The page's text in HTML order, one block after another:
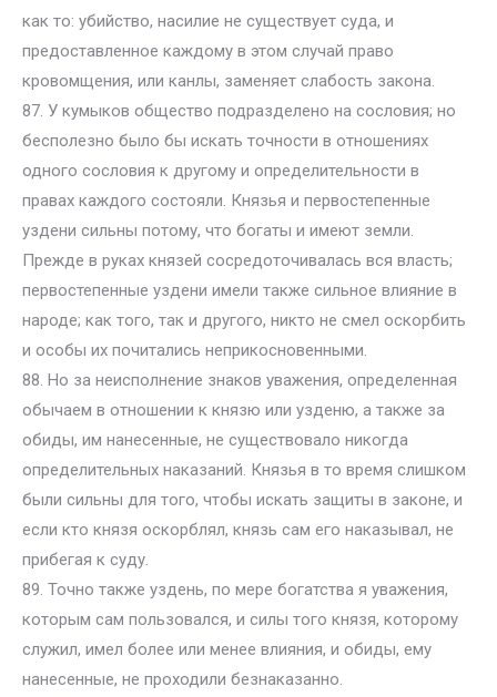
как то: убийство, насилие не существует суда, и
предоставленное каждому в этом случай право
кровомщения, или канлы, заменяет слабость закона.
87. У кумыков общество подразделено на сословия; но
бесполезно было бы искать точности в отношениях
одного сословия к другому и определительности в
правах каждого состояли. Князья и первостепенные
уздени сильны потому, что богаты и имеют земли.
Прежде в руках князей сосредоточивалась вся власть;
первостепенные уздени имели также сильное влияние в
народе; как того, так и другого, никто не смел оскорбить
и особы их почитались неприкосновенными.
88. Но за неисполнение знаков уважения, определенная
обычаем в отношении к князю или узденю, а также за
обиды, им нанесенные, не существовало никогда
определительных наказаний. Князья в то время слишком
были сильны для того, чтобы искать защиты в законе, и
если кто князя оскорблял, князь сам его наказывал, не
прибегая к суду.
89. Точно также уздень, по мере богатства я уважения,
которым сам пользовался, и силы того князя, которому
служил, имел более или менее влияния, и обиды, ему
нанесенные, не проходили безнаказанно.